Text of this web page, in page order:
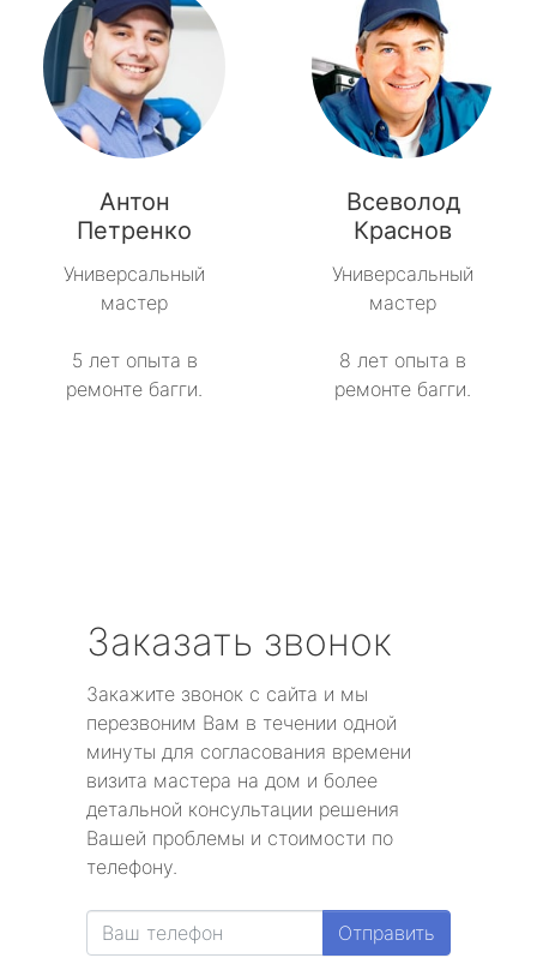
Антон
Петренко
Универсальный
мастер
5 лет опыта в
ремонте багги.
Всеволод
Краснов
Универсальный
мастер
8 лет опыта в
ремонте багги.
Заказать звонок
Закажите звонок с сайта и мы
перезвоним Вам в течении одной
минуты для согласования времени
визита мастера на дом и более
детальной консультации решения
Вашей проблемы и стоимости по
телефону.
Отправить